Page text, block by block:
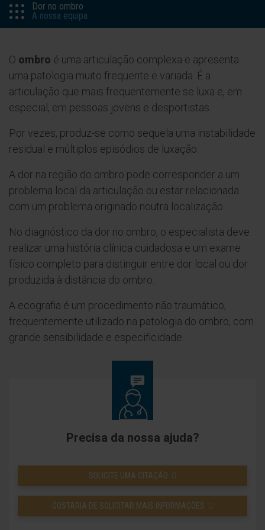
Dor no ombro
A nossa equipa
O ombro é uma articulação complexa e apresenta
uma patologia muito frequente e variada. É a
articulação que mais frequentemente se luxa e, em
especial, em pessoas jovens e desportistas.
Por vezes, produz-se como sequela uma instabilidade
residual e múltiplos episódios de luxação.
A dor na região do ombro pode corresponder a um
problema local da articulação ou estar relacionada
com um problema originado noutra localização.
No diagnóstico da dor no ombro, o especialista deve
realizar uma história clínica cuidadosa e um exame
físico completo para distinguir entre dor local ou dor
produzida à distância do ombro.
A ecografia é um procedimento não traumático,
frequentemente utilizado na patologia do ombro, com
grande sensibilidade e especificidade.
Precisa da nossa ajuda?
SOLICITE UMA CITAÇÃO
GOSTARIA DE SOLICITAR MAIS INFORMAÇÕES